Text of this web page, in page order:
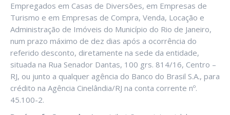
Empregados em Casas de Diversões, em Empresas de
Turismo e em Empresas de Compra, Venda, Locação e
Administração de Imóveis do Município do Rio de Janeiro,
num prazo máximo de dez dias após a ocorrência do
referido desconto, diretamente na sede da entidade,
situada na Rua Senador Dantas, 100 grs. 814/16, Centro –
RJ, ou junto a qualquer agência do Banco do Brasil S.A., para
crédito na Agência Cinelândia/RJ na conta corrente nº.
45.100-2.